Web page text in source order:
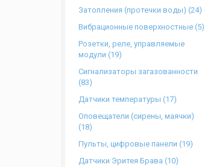
Затопления (протечки воды) (24)
Вибрационные поверхностные (5)
Розетки, реле, управляемые
модули (19)
Сигнализаторы загазованности
(83)
Датчики температуры (17)
Оповещатели (сирены, маячки)
(18)
Пульты, цифровые панели (19)
Датчики Эритея Брава (10)